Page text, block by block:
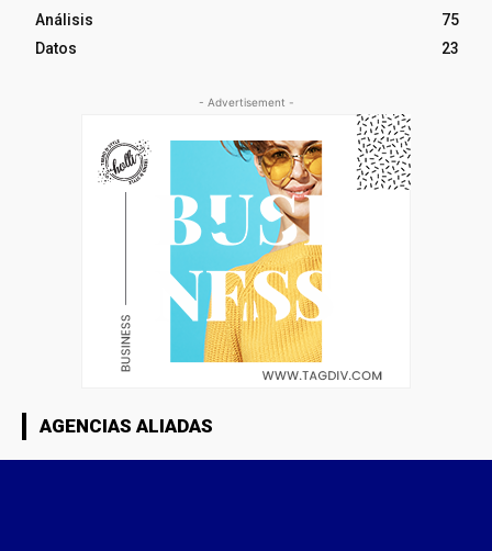
Análisis
75
Datos
23
- Advertisement -
AGENCIAS ALIADAS